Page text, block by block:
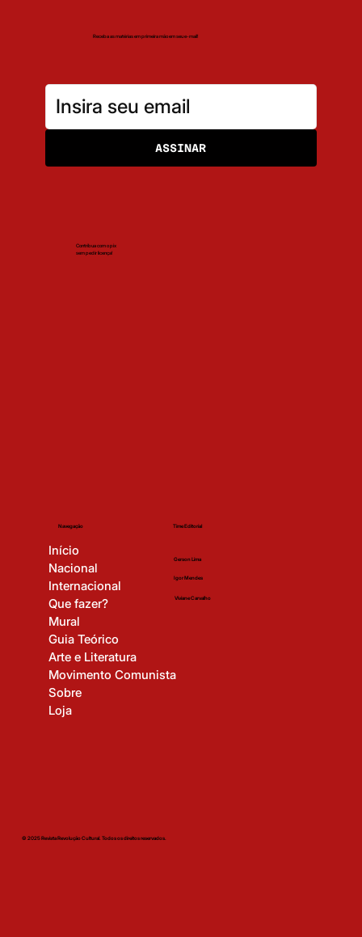
Receba as matérias em primeira mão em seu e-mail!
ASSINAR
© 2025 Revista Revolução Cultural. Todos os direitos reservados.
Contribua com o pix
sem pedir licença!
Navegação
Início
Nacional
Internacional
Que fazer?
Mural
Guia Teórico
Arte e Literatura
Movimento Comunista
Sobre
Loja
Time Editorial
Gerson Lima
Igor Mendes
Viviane Carvalho